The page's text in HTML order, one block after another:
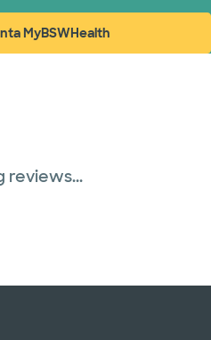
MyBSWHealth
(abre en ventana nueva)
reviews...